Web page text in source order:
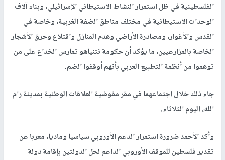
الفلسطينية في ظل استمرار النشاط الاستيطاني الإسرائيلي، وبناء آلاف
الوحدات الاستيطانية في مختلف مناطق الضفة الغربية، وخاصة في
القدس والأغوار، ومصادرة الأراضي وهدم المنازل واقتلاع وحرق الأشجار
الخاصة بالمزارعيين، ما يؤكد أن حكومة نتنياهو تمارس الخداع على من
توهموا من أنظمة التطبيع العربي بأنهم أوقفوا الضم.
جاء ذلك خلال اجتماعهما في مقر مفوضية العلاقات الوطنية بمدينة رام
الله، اليوم الثلاثاء.
وأكد الأحمد ضرورة استمرار الدعم الأوروبي سياسيا وماديا، معربا عن
تقدير فلسطين للموقف الأوروبي الداعم لحل الدولتين بإقامة دولة